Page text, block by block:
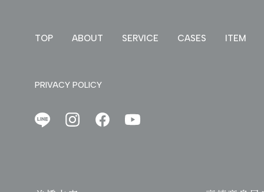
TOP ABOUT SERVICE CASES ITEM
PRIVACY POLICY